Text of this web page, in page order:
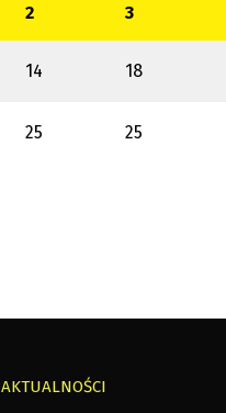
2 3
14 18
25 25
AKTUALNOŚCI